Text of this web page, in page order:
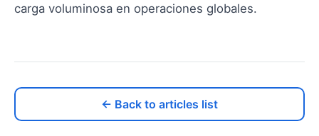
carga voluminosa en operaciones globales.
← Back to articles list